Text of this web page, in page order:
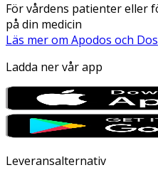
För vårdens patienter eller
på din medicin
Läs mer om Apodos och
Ladda ner vår app
Leveransalternativ